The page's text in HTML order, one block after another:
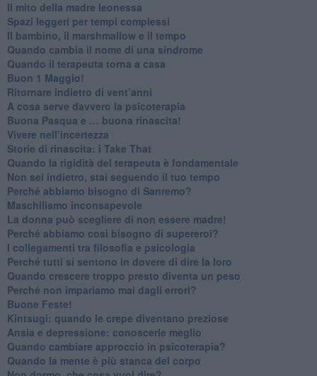
​Il mito della madre leonessa
Spazi leggeri per tempi complessi
Il bambino, il marshmallow e il tempo
​Quando cambia il nome di una sindrome
​Quando il terapeuta torna a casa
​Buon 1 Maggio!
Ritornare indietro di vent’anni
​A cosa serve davvero la psicoterapia
​Buona Pasqua e … buona rinascita!
​Vivere nell’incertezza
​Storie di rinascita: i Take That
​Quando la rigidità del terapeuta è fondamentale
​Non sei indietro, stai seguendo il tuo tempo
​Perché abbiamo bisogno di Sanremo?
​Maschilismo inconsapevole
​La donna può scegliere di non essere madre!
​Perché abbiamo così bisogno di supereroi?
​I collegamenti tra filosofia e psicologia
​Perché tutti si sentono in dovere di dire la loro
​Quando crescere troppo presto diventa un peso
​Perché non impariamo mai dagli errori?
​Buone Feste!
​Kintsugi: quando le crepe diventano preziose
Ansia e depressione: conoscerle meglio
Quando cambiare approccio in psicoterapia?
​Quando la mente è più stanca del corpo